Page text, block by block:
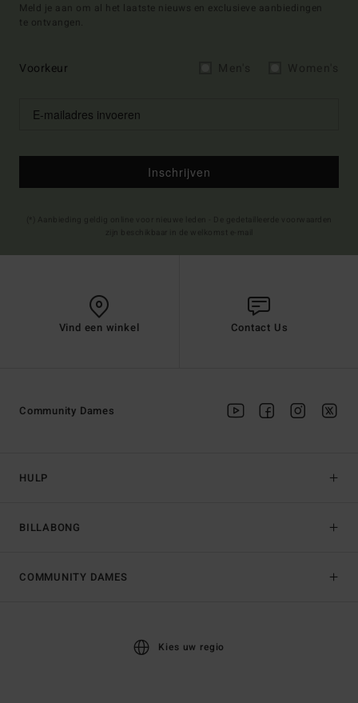
Meld je aan om al het laatste nieuws en exclusieve aanbiedingen
te ontvangen.
Voorkeur
Inschrijven
Vind een winkel Contact Us
HULP
BILLABONG
Community Dames
COMMUNITY DAMES
Kies uw regio